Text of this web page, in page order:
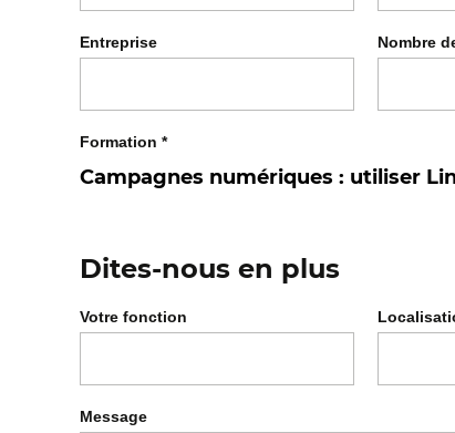
Entreprise Nombre
Formation *
Dites-nous en plus
Votre fonction
Message